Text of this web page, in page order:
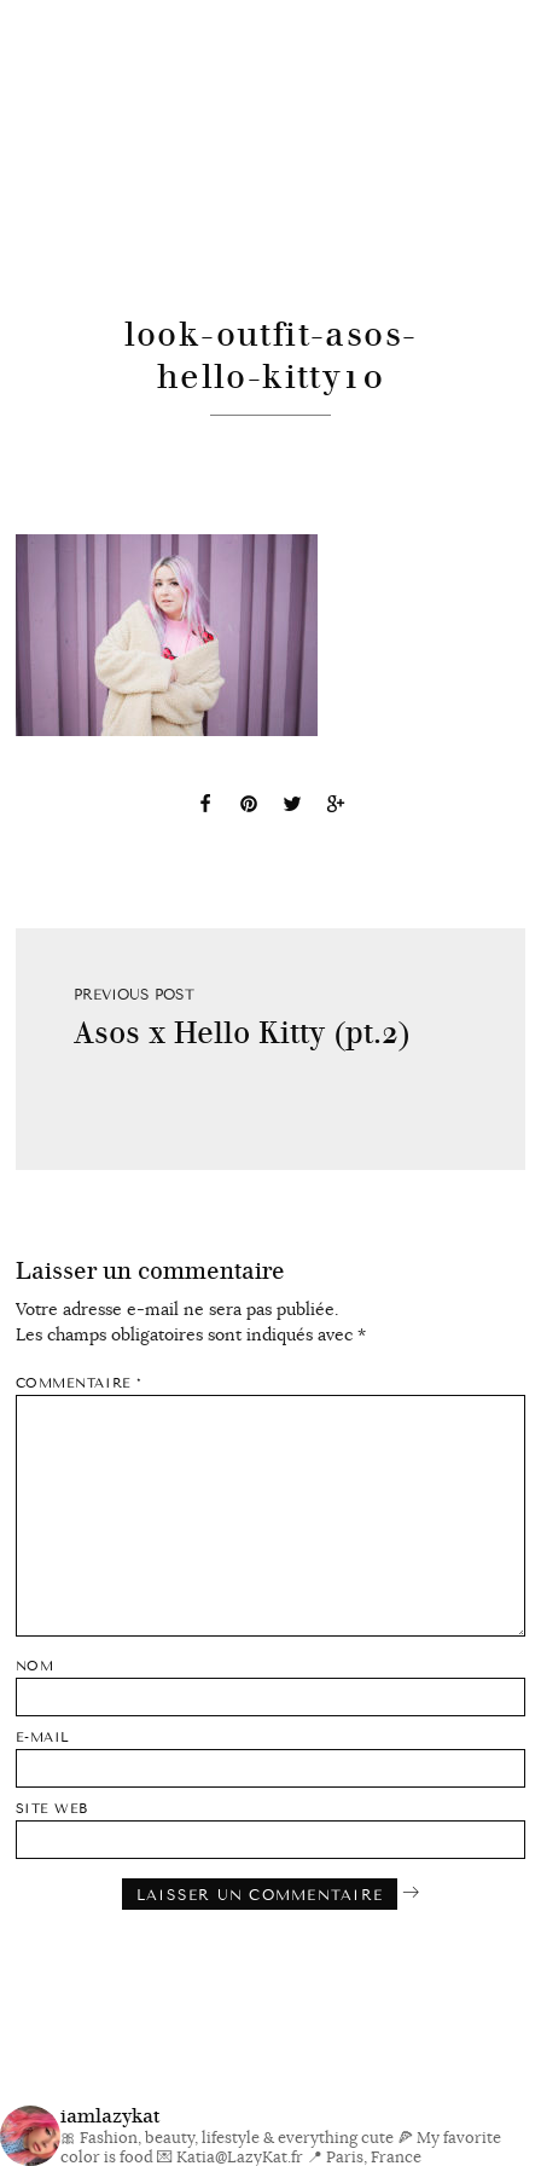
look-outfit-asos-
hello-kitty10
PREVIOUS POST
Asos x Hello Kitty (pt.2)
Laisser un commentaire
Votre adresse e-mail ne sera pas publiée.
Les champs obligatoires sont indiqués avec *
COMMENTAIRE*
NOM
E-MAIL
SITE WEB
iamlazykat
🎀 Fashion, beauty, lifestyle & everything cute 🍕 My favorite
color is food💌 Katia@LazyKat.fr 📍 Paris, France